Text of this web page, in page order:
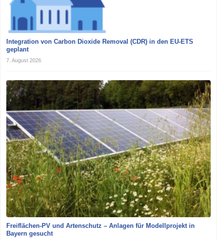
Integration von Carbon Dioxide Removal (CDR) in den EU-ETS
geplant
7. August 2026
Freiflächen-PV und Artenschutz – Anlagen für Modellprojekt in
Bayern gesucht